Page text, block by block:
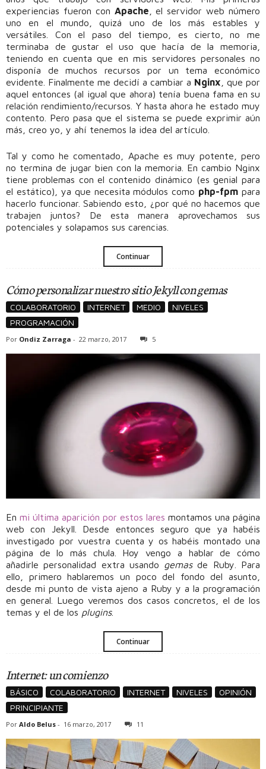
experiencias fueron con Apache , el servidor web número
uno en el mundo, quizá uno de los más estables y
versátiles. Con el paso del tiempo, es cierto, no me
terminaba de gustar el uso que hacía de la memoria,
teniendo en cuenta que en mis servidores personales no
disponía de muchos recursos por un tema económico
evidente. Finalmente me decidí a cambiar a Nginx , que por
aquel entonces (al igual que ahora) tenía buena fama en su
relación rendimiento/recursos. Y hasta ahora he estado muy
contento. Pero pasa que el sistema se puede exprimir aún
más, creo yo, y ahí tenemos la idea del artículo.
Tal y como he comentado, Apache es muy potente, pero
no termina de jugar bien con la memoria. En cambio Nginx
tiene problemas con el contenido dinámico (es genial para
el estático), ya que necesita módulos como php-fpm para
hacerlo funcionar. Sabiendo esto, ¿por qué no hacemos que
trabajen juntos? De esta manera aprovechamos sus
potenciales y solapamos sus carencias.
Continuar
Cómo personalizar nuestro sitio Jekyll con gemas
COLABORATORIO INTERNET MEDIO
NIVELES
PROGRAMACIÓN
Por Ondiz Zarraga - 22 marzo, 2017 5
En mi última aparición por estos lares montamos una página
web con Jekyll. Desde entonces seguro que ya habéis
investigado por vuestra cuenta y os habéis montado una
página de lo más chula. Hoy vengo a hablar de cómo
añadirle personalidad extra usando gemasde Ruby. Para
ello, primero hablaremos un poco del fondo del asunto,
desde mi punto de vista ajeno a Ruby y a la programación
en general. Luego veremos dos casos concretos, el de los
temas y el de los plugins.
Continuar
Internet: un comienzo
BÁSICO COLABORATORIO INTERNET NIVELES
OPINIÓN
PRINCIPIANTE
Por Aldo Belus - 16 marzo, 2017 11